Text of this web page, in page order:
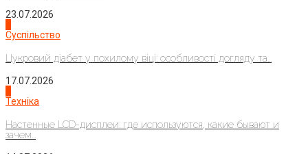
23.07.2026
Суспільство
Цукровий діабет у похилому віці: особливості догляду та...
17.07.2026
Техніка
Настенные LCD-дисплеи: где используются, какие бывают и
зачем...